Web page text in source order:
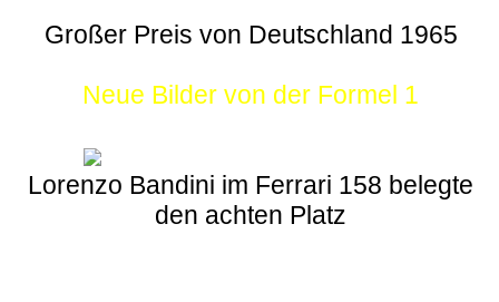
Großer Preis von Deutschland 1965
Neue Bilder von der Formel 1
Lorenzo Bandini im Ferrari 158 belegte
den achten Platz